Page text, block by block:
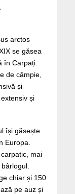
arctos
se găsea
în Carpați.
de câmpie,
și
și
își găsește
Europa.
mai
chiar și 150
pe auz și